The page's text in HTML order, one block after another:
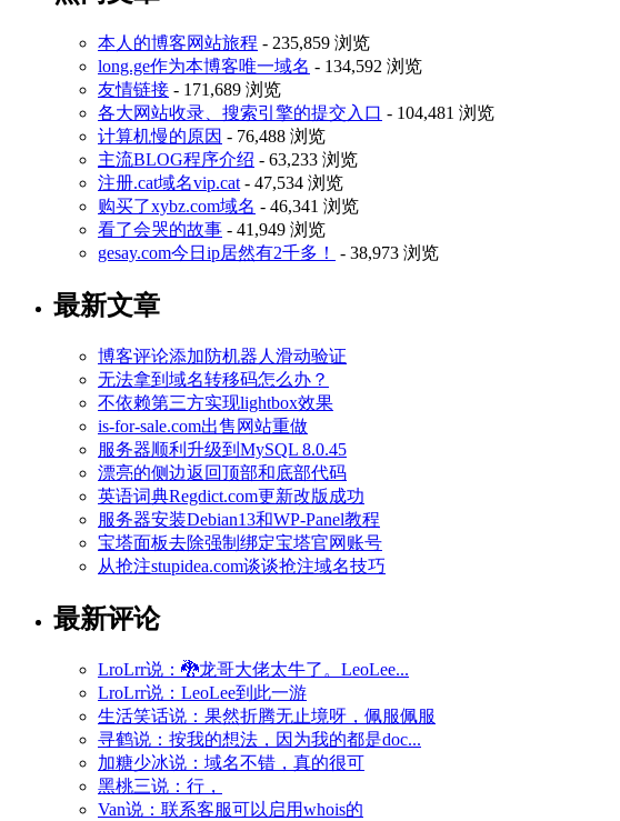
本人的博客网站旅程 - 235,859 浏览
long.ge作为本博客唯一域名 - 134,592 浏览
友情链接 - 171,689 浏览
各大网站收录、搜索引擎的提交入口 - 104,481 浏览
计算机慢的原因 - 76,488 浏览
主流BLOG程序介绍 - 63,233 浏览
注册.cat域名vip.cat - 47,534 浏览
购买了xybz.com域名 - 46,341 浏览
看了会哭的故事 - 41,949 浏览
gesay.com今日ip居然有2千多！
- 38,973 浏览
最新文章
博客评论添加防机器人滑动验证
无法拿到域名转移码怎么办？
不依赖第三方实现lightbox效果
is-for-sale.com出售网站重做
服务器顺利升级到MySQL 8.0.45
漂亮的侧边返回顶部和底部代码
英语词典Regdict.com更新改版成功
服务器安装Debian13和WP-Panel教程
宝塔面板去除强制绑定宝塔官网账号
从抢注stupidea.com谈谈抢注域名技巧
最新评论
LroLrr说：🐉龙哥大佬太牛了。LeoLee...
LroLrr说：LeoLee到此一游
生活笑话说：果然折腾无止境呀，佩服佩服
寻鹤说：按我的想法，因为我的都是doc...
加糖少冰说：域名不错，真的很可
黑桃三说：行，
Van说：联系客服可以启用whois的